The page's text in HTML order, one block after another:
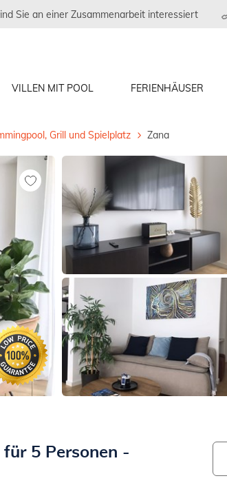
Sie an einer Zusammenarbeit interessiert
VILLEN MIT POOL FERIENHÄUSER
Grill und Spielplatz Zana
5 Personen -